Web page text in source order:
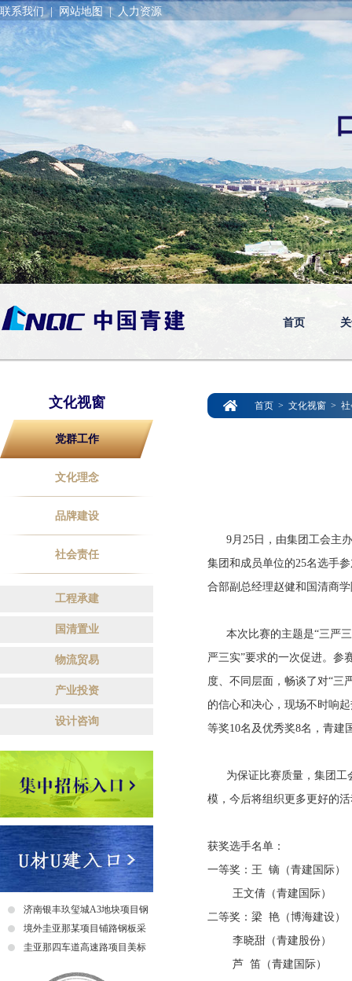
联系我们 | 网站地图 | 人力资源
首页
文化视窗
党群工作
文化理念
品牌建设
社会责任
工程承建
国清置业
物流贸易
产业投资
设计咨询
济南银丰玖玺城A3地块项目钢
爬梯采购及安装招标中标公示
境外圭亚那某项目铺路钢板采
购招标公告
圭亚那四车道高速路项目美标
首页 > 文化视窗 >
9月25日，由集团工会主办
集团和成员单位的25名选手
合部副总经理赵健和国清商
本次比赛的主题是“三严三
严三实”要求的一次促进。参
度、不同层面，畅谈了对“三
的信心和决心，现场不时响
等奖10名及优秀奖8名，青建
为保证比赛质量，集团工
模，今后将组织更多更好的
获奖选手名单：
一等奖：王 镝（青建国际）
王文倩（青建国际）
二等奖：梁 艳（博海建设）
李晓甜（青建股份）
芦 笛（青建国际）